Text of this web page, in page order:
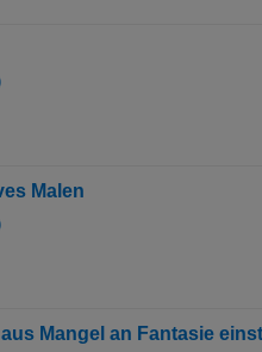
Malen
Mangel an Fantasie